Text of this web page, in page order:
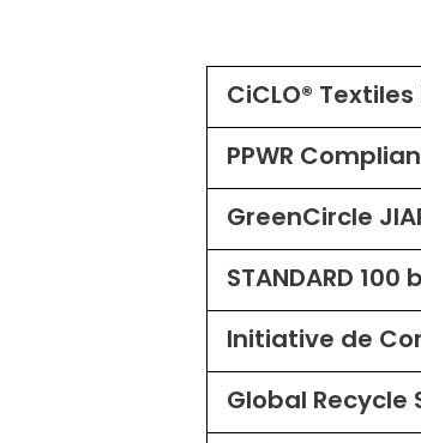
CiCLO®
PPWR
GreenCircle
STANDARD 100
Initiative de
Global Recycle